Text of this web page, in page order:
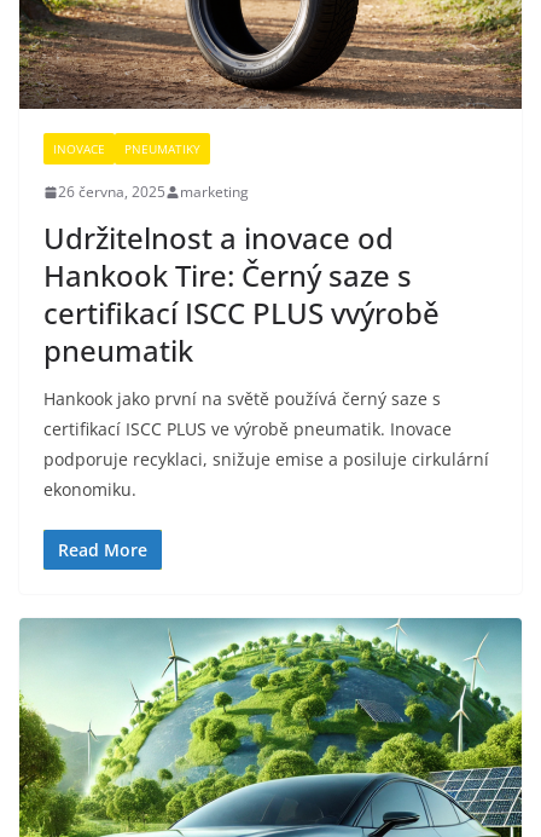
INOVACE PNEUMATIKY
26 června, 2025 marketing
Udržitelnost a inovace od
Hankook Tire: Černý saze s
certifikací ISCC PLUS vvýrobě
pneumatik
Hankook jako první na světě používá černý saze s
certifikací ISCC PLUS ve výrobě pneumatik. Inovace
podporuje recyklaci, snižuje emise a posiluje cirkulární
ekonomiku.
Read More